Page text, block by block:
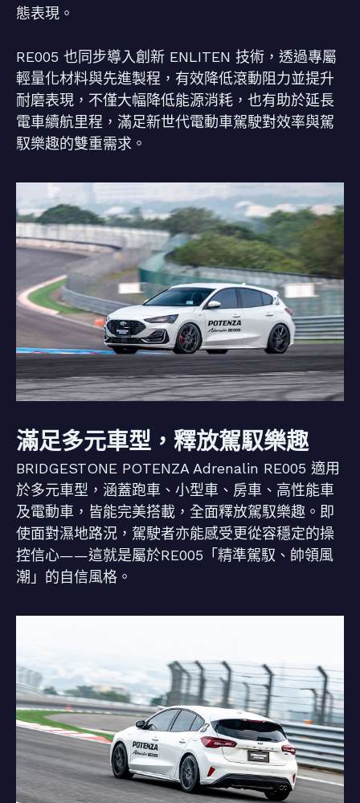
態表現。
RE005 也同步導入創新 ENLITEN 技術，透過專屬
輕量化材料與先進製程，有效降低滾動阻力並提升
耐磨表現，不僅大幅降低能源消耗，也有助於延長
電車續航里程，滿足新世代電動車駕駛對效率與駕
馭樂趣的雙重需求。
滿足多元車型，釋放駕馭樂趣
BRIDGESTONE POTENZA Adrenalin RE005 適用
於多元車型，涵蓋跑車、小型車、房車、高性能車
及電動車，皆能完美搭載，全面釋放駕馭樂趣。即
使面對濕地路況，駕駛者亦能感受更從容穩定的操
控信心——這就是屬於RE005「精準駕馭、帥領風
潮」的自信風格。